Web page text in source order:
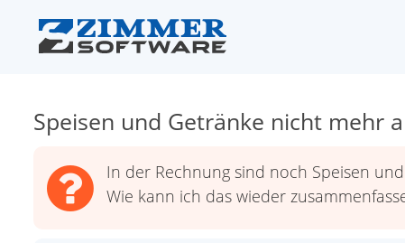
Speisen und Getränke nicht mehr
In der Rechnung sind noch Speisen
Wie kann ich das wieder